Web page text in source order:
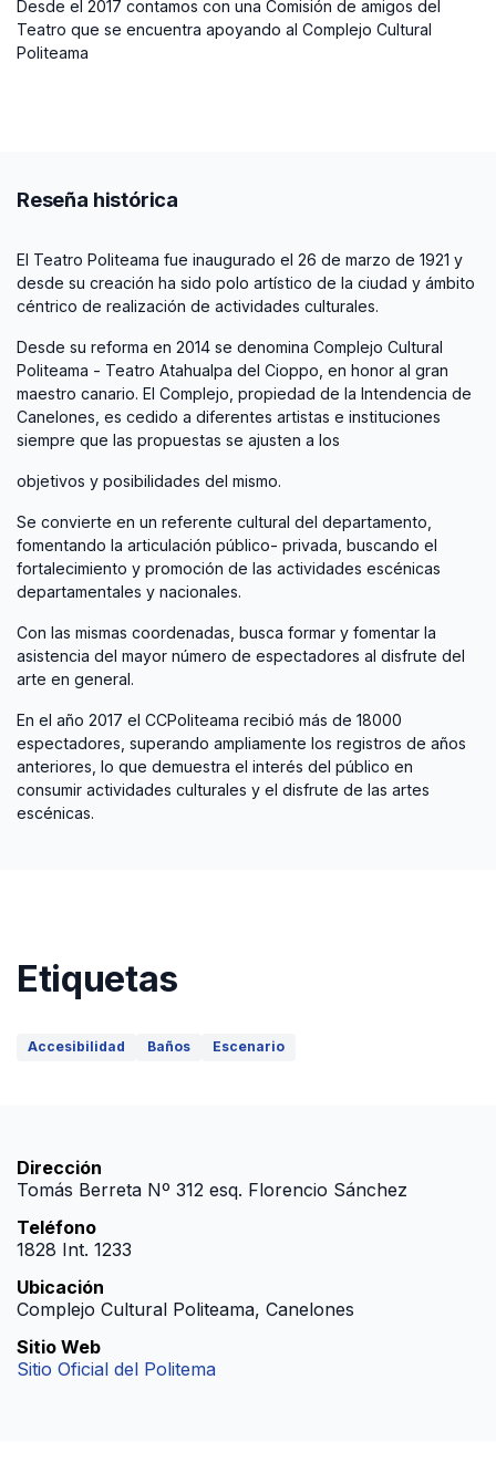
Desde el 2017 contamos con una Comisión de amigos del
Teatro que se encuentra apoyando al Complejo Cultural
Politeama
Reseña histórica
El Teatro Politeama fue inaugurado el 26 de marzo de 1921 y
desde su creación ha sido polo artístico de la ciudad y ámbito
céntrico de realización de actividades culturales.
Desde su reforma en 2014 se denomina Complejo Cultural
Politeama - Teatro Atahualpa del Cioppo, en honor al gran
maestro canario. El Complejo, propiedad de la Intendencia de
Canelones, es cedido a diferentes artistas e instituciones
siempre que las propuestas se ajusten a los
objetivos y posibilidades del mismo.
Se convierte en un referente cultural del departamento,
fomentando la articulación público- privada, buscando el
fortalecimiento y promoción de las actividades escénicas
departamentales y nacionales.
Con las mismas coordenadas, busca formar y fomentar la
asistencia del mayor número de espectadores al disfrute del
arte en general.
En el año 2017 el CCPoliteama recibió más de 18000
espectadores, superando ampliamente los registros de años
anteriores, lo que demuestra el interés del público en
consumir actividades culturales y el disfrute de las artes
escénicas.
Etiquetas
Accesibilidad Baños Escenario
Dirección
Tomás Berreta Nº 312 esq. Florencio Sánchez
Teléfono
1828 Int. 1233
Ubicación
Complejo Cultural Politeama, Canelones
Sitio Web
Sitio Oficial del Politema